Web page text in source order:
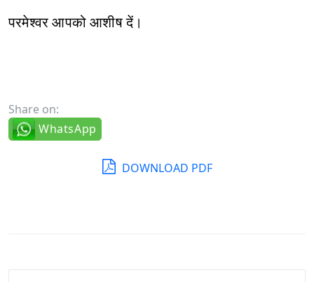
परमेश्वर आपको आशीष दें।
Share on:
WhatsApp
DOWNLOAD PDF